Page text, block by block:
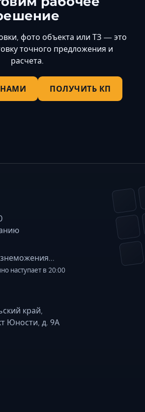
фото объекта или ТЗ — это
точного предложения и
расчета.
НАМИ ПОЛУЧИТЬ КП
наступает в 20:00
край,
Юности, д. 9А